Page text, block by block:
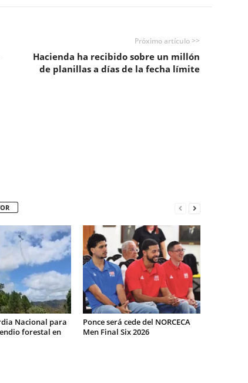
Próximo artículo >>
Hacienda ha recibido sobre un millón
de planillas a días de la fecha límite
Nacional para
forestal en
Ponce será cede del NORCECA
Men Final Six 2026